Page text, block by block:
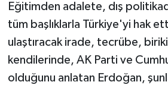
Eğitimden adalete, dış
tüm başlıklarla Türkiye'yi hak
ulaştıracak irade, tecrübe,
kendilerinde, AK Parti ve
olduğunu anlatan Erdoğan,